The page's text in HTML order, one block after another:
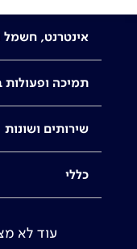
אינטרנט, חשמל
תמיכה ופעולות
שירותים ושונות
כללי
עוד לא